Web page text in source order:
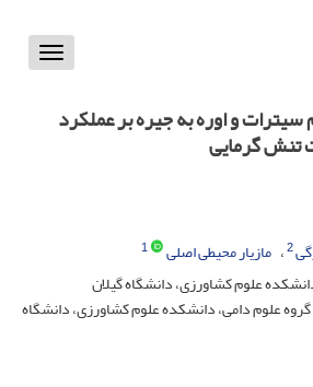
Toggle
سیترات و اوره به جیره بر عملکرد
تنش گرمایی
2 مازیار محیطی اصلی
1
علوم کشاورزی، دانشگاه گیلان
علوم دامی، دانشکده علوم کشاورزی، دانشگاه